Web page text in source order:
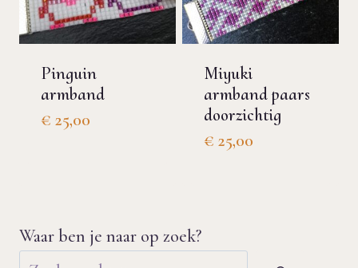
Pinguin
armband
€ 25,00
Miyuki
armband paars
doorzichtig
€ 25,00
Waar ben je naar op zoek?